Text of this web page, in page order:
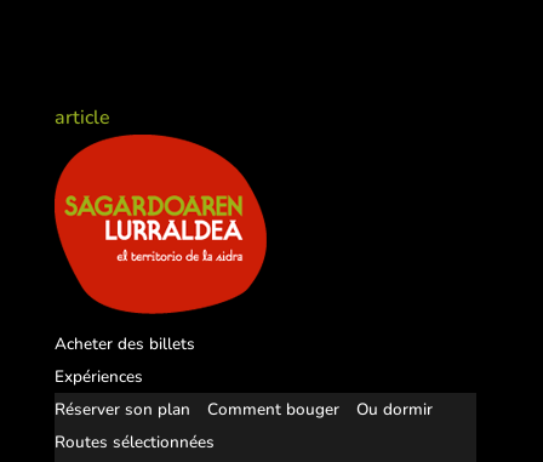
article
Acheter des billets
Expériences
Réserver son plan
Comment bouger
Ou dormir
Routes sélectionnées